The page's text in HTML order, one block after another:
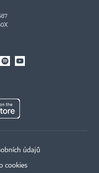
údajů
cookies